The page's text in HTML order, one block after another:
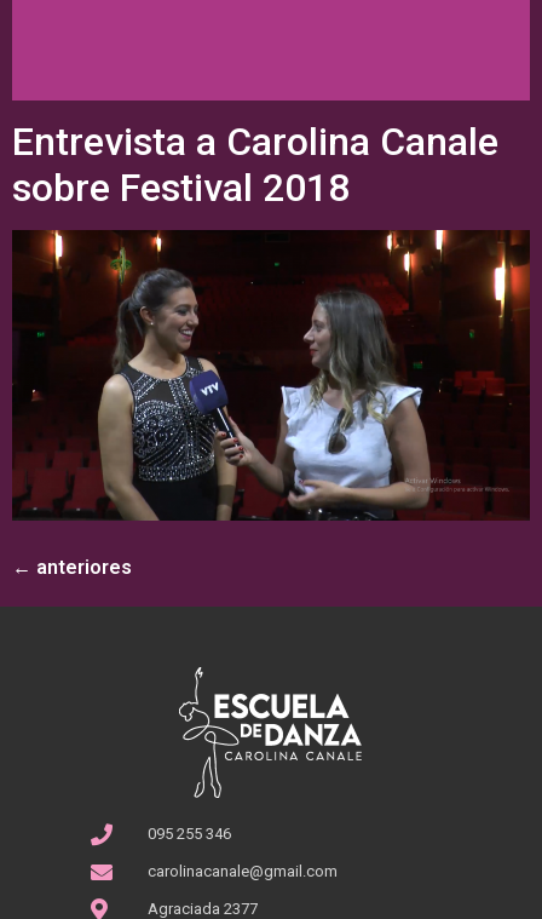
Entrevista a Carolina Canale
sobre Festival 2018
← anteriores
095 255 346
carolinacanale@gmail.com
Agraciada 2377